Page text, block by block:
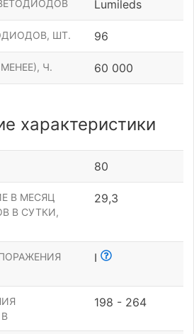
Lumileds
ШТ. 96
Ч. 60 000
характеристики
80
В МЕСЯЦ
В СУТКИ,
29,3
I
198 - 264